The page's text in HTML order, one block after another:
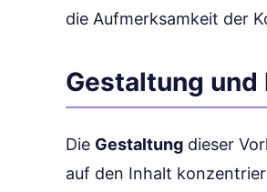
die Aufmerksamkeit der
Gestaltung
Die Gestaltung dieser
auf den Inhalt